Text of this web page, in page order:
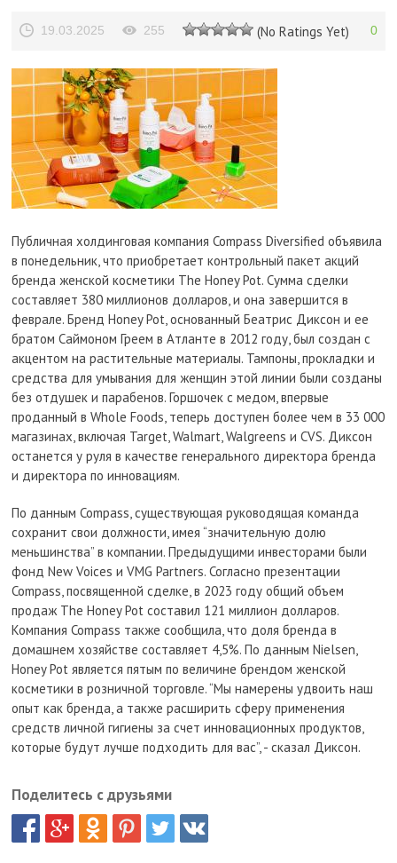
19.03.2025 255 (No Ratings Yet) 0
Публичная холдинговая компания Compass Diversified объявила
в понедельник, что приобретает контрольный пакет акций
бренда женской косметики The Honey Pot. Сумма сделки
составляет 380 миллионов долларов, и она завершится в
феврале. Бренд Honey Pot, основанный Беатрис Диксон и ее
братом Саймоном Греем в Атланте в 2012 году, был создан с
акцентом на растительные материалы. Тампоны, прокладки и
средства для умывания для женщин этой линии были созданы
без отдушек и парабенов. Горшочек с медом, впервые
проданный в Whole Foods, теперь доступен более чем в 33 000
магазинах, включая Target, Walmart, Walgreens и CVS. Диксон
останется у руля в качестве генерального директора бренда
и директора по инновациям.
По данным Compass, существующая руководящая команда
сохранит свои должности, имея “значительную долю
меньшинства” в компании. Предыдущими инвесторами были
фонд New Voices и VMG Partners. Согласно презентации
Compass, посвященной сделке, в 2023 году общий объем
продаж The Honey Pot составил 121 миллион долларов.
Компания Compass также сообщила, что доля бренда в
домашнем хозяйстве составляет 4,5%. По данным Nielsen,
Honey Pot является пятым по величине брендом женской
косметики в розничной торговле. “Мы намерены удвоить наш
опыт как бренда, а также расширить сферу применения
средств личной гигиены за счет инновационных продуктов,
которые будут лучше подходить для вас”, - сказал Диксон.
Поделитесь с друзьями